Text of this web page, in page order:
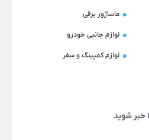
ماساژور برقی
لوازم جانبی خودرو
لوازم کمپینگ و سفر
خبر شوید